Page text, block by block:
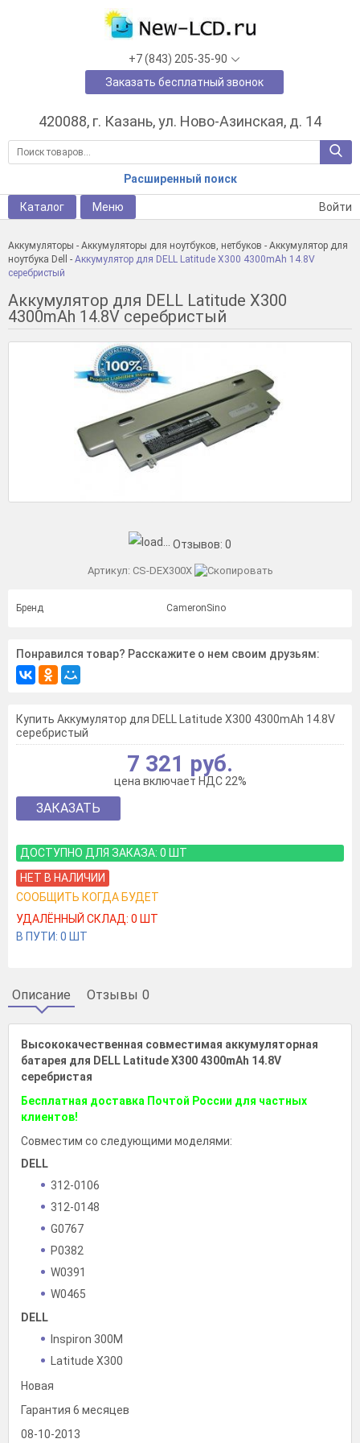
420088, г. Казань, ул. Ново-Азинская, д. 14
Расширенный поиск
+7 (843) 205-35-90
Заказать бесплатный звонок
Каталог Меню Войти
Аккумуляторы - Аккумуляторы для ноутбуков, нетбуков - Аккумулятор для
ноутбука Dell
- Аккумулятор для DELL Latitude X300 4300mAh 14.8V
серебристый
Аккумулятор для DELL Latitude X300
4300mAh 14.8V серебристый
Отзывов: 0
Артикул: CS-DEX300X
Бренд CameronSino
Понравился товар? Расскажите о нем своим друзьям:
Купить Аккумулятор для DELL Latitude X300 4300mAh 14.8V
серебристый
7 321 руб.
цена включает НДС 22%
ЗАКАЗАТЬ
ДОСТУПНО ДЛЯ ЗАКАЗА: 0 ШТ
НЕТ В НАЛИЧИИ
СООБЩИТЬ КОГДА БУДЕТ
УДАЛЁННЫЙ СКЛАД: 0 ШТ
В ПУТИ: 0 ШТ
Описание Отзывы 0
Высококачественная совместимая аккумуляторная
батарея для DELL Latitude X300 4300mAh 14.8V
серебристая
Бесплатная доставка Почтой России для частных
клиентов!
Совместим со следующими моделями:
DELL
312-0106
312-0148
G0767
P0382
W0391
W0465
DELL
Inspiron 300M
Latitude X300
Новая
Гарантия 6 месяцев
08-10-2013